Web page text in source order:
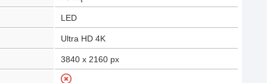
LED
Ultra HD 4K
3840 x 2160 px